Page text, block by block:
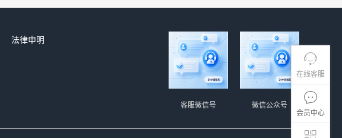
在线客服
会员中心
法律申明
微信公众号
客服微信号